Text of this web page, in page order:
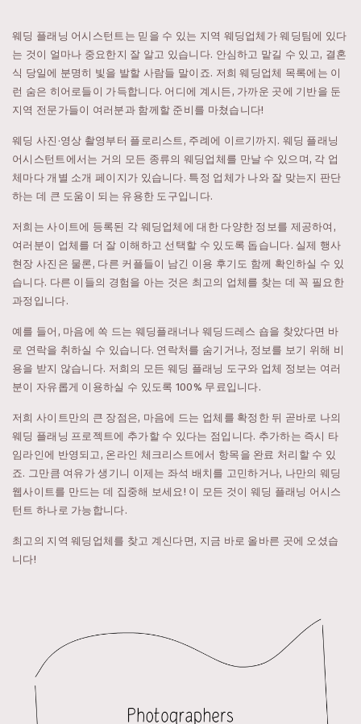
웨딩 플래닝 어시스턴트는 믿을 수 있는 지역 웨딩업체가 웨딩팀에 있다
는 것이 얼마나 중요한지 잘 알고 있습니다. 안심하고 맡길 수 있고, 결혼
식 당일에 분명히 빛을 발할 사람들 말이죠. 저희 웨딩업체 목록에는 이
런 숨은 히어로들이 가득합니다. 어디에 계시든, 가까운 곳에 기반을 둔
지역 전문가들이 여러분과 함께할 준비를 마쳤습니다!
웨딩 사진·영상 촬영부터 플로리스트, 주례에 이르기까지. 웨딩 플래닝
어시스턴트에서는 거의 모든 종류의 웨딩업체를 만날 수 있으며, 각 업
체마다 개별 소개 페이지가 있습니다. 특정 업체가 나와 잘 맞는지 판단
하는 데 큰 도움이 되는 유용한 도구입니다.
저희는 사이트에 등록된 각 웨딩업체에 대한 다양한 정보를 제공하여,
여러분이 업체를 더 잘 이해하고 선택할 수 있도록 돕습니다. 실제 행사
현장 사진은 물론, 다른 커플들이 남긴 이용 후기도 함께 확인하실 수 있
습니다. 다른 이들의 경험을 아는 것은 최고의 업체를 찾는 데 꼭 필요한
과정입니다.
예를 들어, 마음에 쏙 드는 웨딩플래너나 웨딩드레스 숍을 찾았다면 바
로 연락을 취하실 수 있습니다. 연락처를 숨기거나, 정보를 보기 위해 비
용을 받지 않습니다. 저희의 모든 웨딩 플래닝 도구와 업체 정보는 여러
분이 자유롭게 이용하실 수 있도록 100% 무료입니다.
저희 사이트만의 큰 장점은, 마음에 드는 업체를 확정한 뒤 곧바로 나의
웨딩 플래닝 프로젝트에 추가할 수 있다는 점입니다. 추가하는 즉시 타
임라인에 반영되고, 온라인 체크리스트에서 항목을 완료 처리할 수 있
죠. 그만큼 여유가 생기니 이제는 좌석 배치를 고민하거나, 나만의 웨딩
웹사이트를 만드는 데 집중해 보세요! 이 모든 것이 웨딩 플래닝 어시스
턴트 하나로 가능합니다.
최고의 지역 웨딩업체를 찾고 계신다면, 지금 바로 올바른 곳에 오셨습
니다!